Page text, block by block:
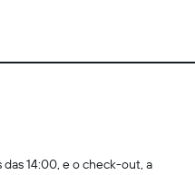
14:00, e o check-out, a